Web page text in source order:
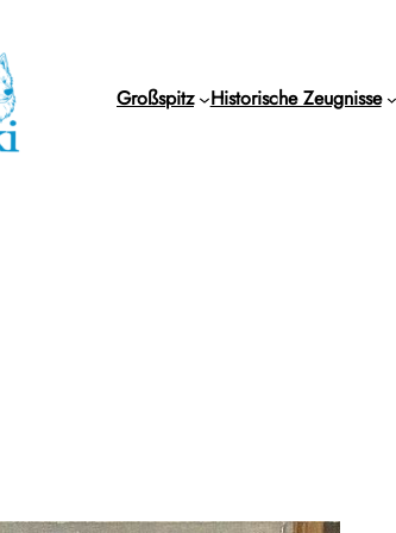
Großspitz Historische Zeugnisse